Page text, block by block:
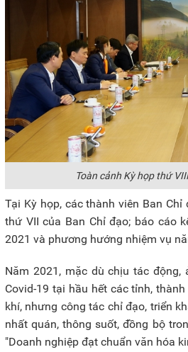
Toàn cảnh Kỳ họp thứ
Tại Kỳ họp, các thành viên Ban
thứ VII của Ban Chỉ đạo; báo cáo
2021 và phương hướng nhiệm vụ
Năm 2021, mặc dù chịu tác
Covid-19 tại hầu hết các tỉnh,
khí, nhưng công tác chỉ đạo, triển
nhất quán, thông suốt, đồng bộ
"Doanh nghiệp đạt chuẩn văn hóa